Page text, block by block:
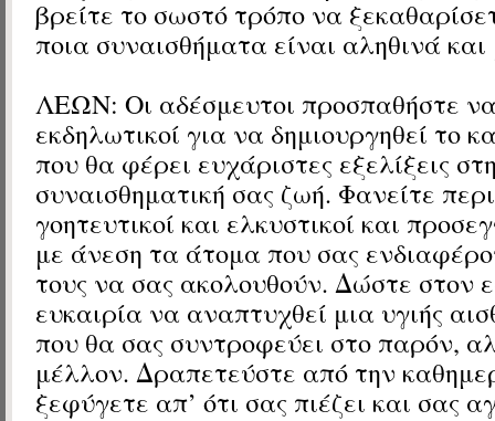
βρείτε το σωστό τρόπο να
ποια συναισθήματα είναι αληθινά
ΛΕΩΝ: Οι αδέσμευτοι προσπαθήστε να
εκδηλωτικοί για να δημιουργηθεί το
που θα φέρει ευχάριστες εξελίξεις
συναισθηματική σας ζωή. Φανείτε
γοητευτικοί και ελκυστικοί και
με άνεση τα άτομα που σας
τους να σας ακολουθούν. Δώστε στον
ευκαιρία να αναπτυχθεί μια υγιής
που θα σας συντροφεύει στο παρόν,
μέλλον. Δραπετεύστε από την
ξεφύγετε απ’ ότι σας πιέζει και σας